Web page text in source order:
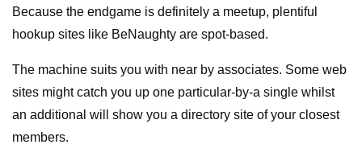
Because the endgame is definitely a meetup, plentiful
hookup sites like BeNaughty are spot-based.
The machine suits you with near by associates. Some web
sites might catch you up one particular-by-a single whilst
an additional will show you a directory site of your closest
members.